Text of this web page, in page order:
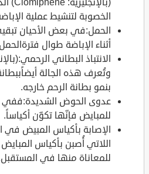
الخصوبة لتنشيط عملية
الحمل:في بعض الأحيان
أثناء الإباضة طوال
وتُعرف هذه الجالة
بنمو بطانة الرحم خارجه.
عدوى الحوض
للمبايض فإنّها تكوّن أكياساً.
الإصابة بأكياس المبيض في
اللاتي أُصبن بأكياس
للمعاناة منها في